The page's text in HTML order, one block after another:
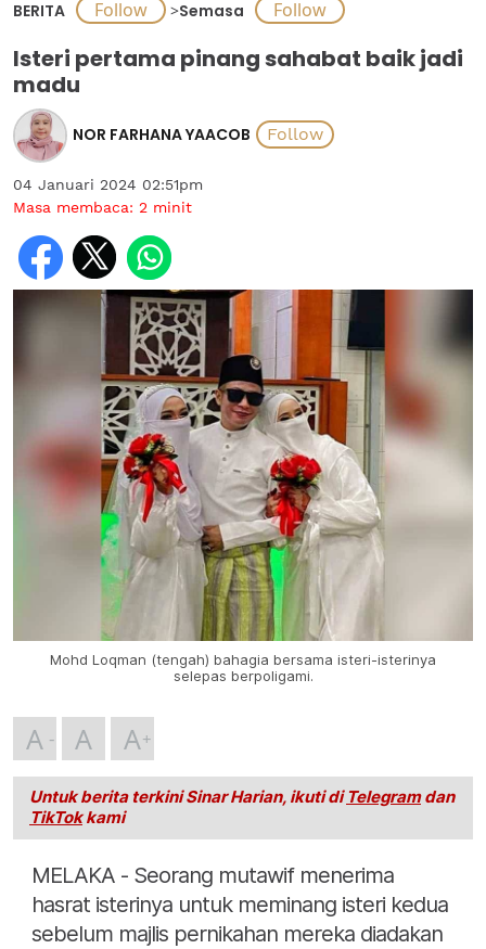
BERITA >Semasa
Isteri pertama pinang sahabat baik jadi
madu
NOR FARHANA YAACOB
04 Januari 2024 02:51pm
Masa membaca: 2 minit
Mohd Loqman (tengah) bahagia bersama isteri-isterinya
selepas berpoligami.
A A A
Untuk berita terkini Sinar Harian, ikuti di Telegramdan
TikTokkami
MELAKA - Seorang mutawif menerima
hasrat isterinya untuk meminang isteri kedua
sebelum majlis pernikahan mereka diadakan